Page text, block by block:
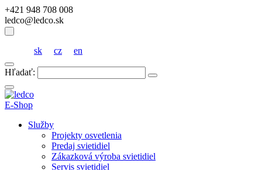
+421 948 708 008
ledco@ledco.sk
sk cz en
Hľadať:
E-Shop
Služby
Projekty osvetlenia
Predaj svietidiel
Zákazková výroba svietidiel
Servis svietidiel